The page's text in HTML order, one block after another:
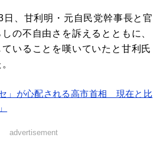
、甘利明・元自民党幹事長と官
の不自由さを訴えるとともに、
いることを嘆いていたと甘利氏
」が心配される高市首相 現在と比
advertisement